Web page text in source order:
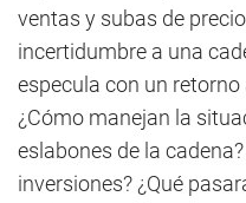
ventas y subas de
incertidumbre a una
especula con un retorno
¿Cómo manejan la
eslabones de la
inversiones? ¿Qué